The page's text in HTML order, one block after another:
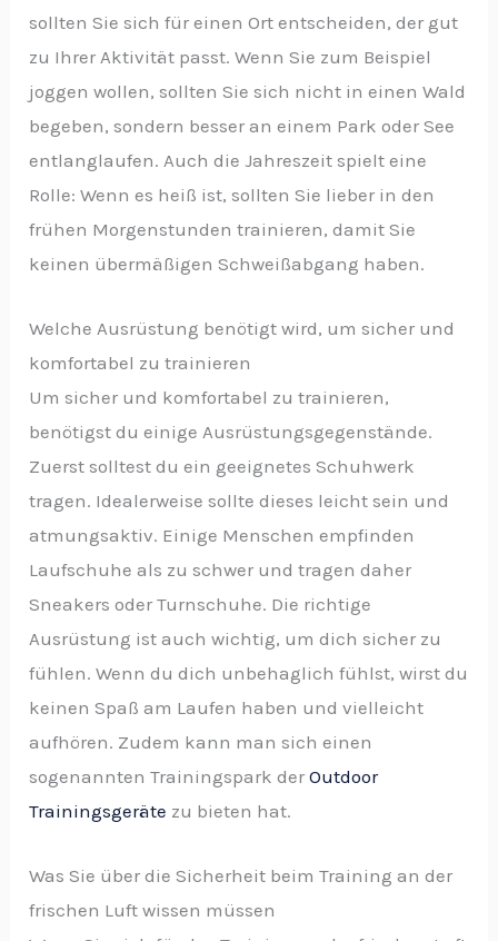
sollten Sie sich für einen Ort entscheiden, der gut
zu Ihrer Aktivität passt. Wenn Sie zum Beispiel
joggen wollen, sollten Sie sich nicht in einen Wald
begeben, sondern besser an einem Park oder See
entlanglaufen. Auch die Jahreszeit spielt eine
Rolle: Wenn es heiß ist, sollten Sie lieber in den
frühen Morgenstunden trainieren, damit Sie
keinen übermäßigen Schweißabgang haben.
Welche Ausrüstung benötigt wird, um sicher und
komfortabel zu trainieren
Um sicher und komfortabel zu trainieren,
benötigst du einige Ausrüstungsgegenstände.
Zuerst solltest du ein geeignetes Schuhwerk
tragen. Idealerweise sollte dieses leicht sein und
atmungsaktiv. Einige Menschen empfinden
Laufschuhe als zu schwer und tragen daher
Sneakers oder Turnschuhe. Die richtige
Ausrüstung ist auch wichtig, um dich sicher zu
fühlen. Wenn du dich unbehaglich fühlst, wirst du
keinen Spaß am Laufen haben und vielleicht
aufhören. Zudem kann man sich einen
sogenannten Trainingspark derOutdoor
Trainingsgeräte zu bieten hat.
Was Sie über die Sicherheit beim Training an der
frischen Luft wissen müssen